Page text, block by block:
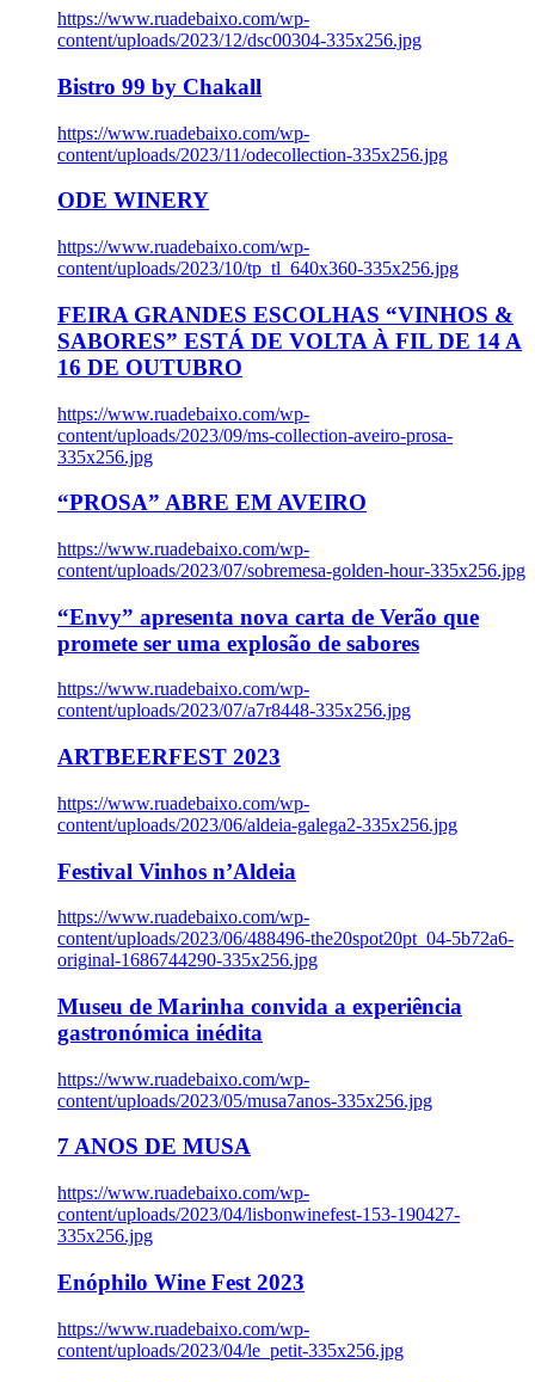
https://www.ruadebaixo.com/wp-
content/uploads/2023/12/dsc00304-335x256.jpg
Bistro 99 by Chakall
https://www.ruadebaixo.com/wp-
content/uploads/2023/11/odecollection-335x256.jpg
ODE WINERY
https://www.ruadebaixo.com/wp-
content/uploads/2023/10/tp_tl_640x360-335x256.jpg
FEIRA GRANDES ESCOLHAS “VINHOS &
SABORES” ESTÁ DE VOLTA À FIL DE 14 A
16 DE OUTUBRO
https://www.ruadebaixo.com/wp-
content/uploads/2023/09/ms-collection-aveiro-prosa-
335x256.jpg
“PROSA” ABRE EM AVEIRO
https://www.ruadebaixo.com/wp-
content/uploads/2023/07/sobremesa-golden-hour-335x256.jpg
“Envy” apresenta nova carta de Verão que
promete ser uma explosão de sabores
https://www.ruadebaixo.com/wp-
content/uploads/2023/07/a7r8448-335x256.jpg
ARTBEERFEST 2023
https://www.ruadebaixo.com/wp-
content/uploads/2023/06/aldeia-galega2-335x256.jpg
Festival Vinhos n’Aldeia
https://www.ruadebaixo.com/wp-
content/uploads/2023/06/488496-the20spot20pt_04-5b72a6-
original-1686744290-335x256.jpg
Museu de Marinha convida a experiência
gastronómica inédita
https://www.ruadebaixo.com/wp-
content/uploads/2023/05/musa7anos-335x256.jpg
7 ANOS DE MUSA
https://www.ruadebaixo.com/wp-
content/uploads/2023/04/lisbonwinefest-153-190427-
335x256.jpg
Enóphilo Wine Fest 2023
https://www.ruadebaixo.com/wp-
content/uploads/2023/04/le_petit-335x256.jpg